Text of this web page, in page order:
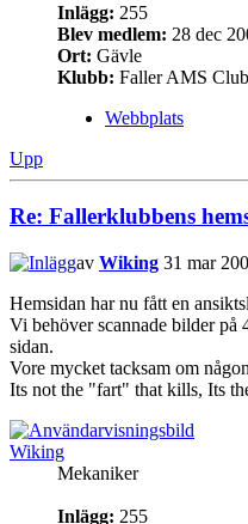
Inlägg: 255
Blev medlem: 28 dec
Ort: Gävle
Klubb: Faller AMS
Webbplats
Upp
Re: Fallerklubbens
av Wiking 31 mar
Hemsidan har nu fått en
Vi behöver scannade bilder på
sidan.
Vore mycket tacksam om
Its not the "fart" that kills, Its
Wiking
Mekaniker
Inlägg: 255